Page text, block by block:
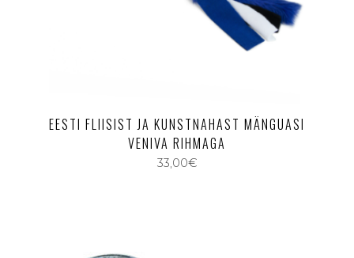
EESTI FLIISIST JA KUNSTNAHAST MÄNGUASI
VENIVA RIHMAGA
33,00€